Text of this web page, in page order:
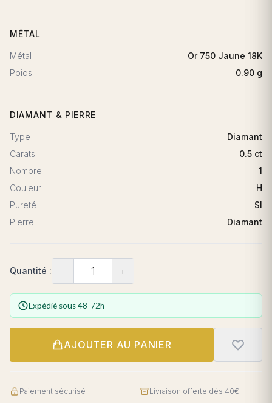
MÉTAL
Métal
Or 750 Jaune 18K
Poids
0.90 g
DIAMANT & PIERRE
Type
Diamant
Carats
0.5 ct
Nombre
1
Couleur
H
Pureté
SI
Pierre
Diamant
Quantité : − +
Expédié sous 48-72h
AJOUTER AU PANIER
Paiement sécurisé
Livraison offerte dès 40€